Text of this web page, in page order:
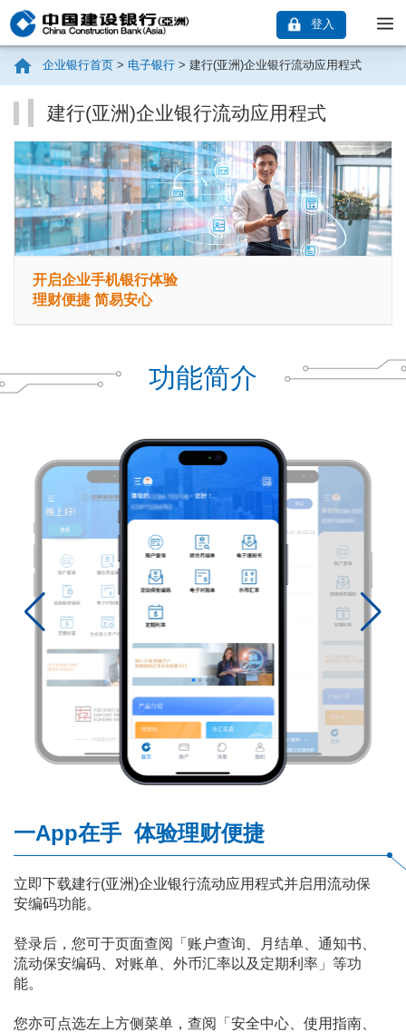
登入
企业银行首页 > 电子银行 > 建行(亚洲)企业银行流动应用程式
建行(亚洲)企业银行流动应用程式
开启企业手机银行体验
理财便捷 简易安心
功能简介
一App在手 体验理财便捷
立即下载建行(亚洲)企业银行流动应用程式并启用流动保
安编码功能。
登录后，您可于页面查阅「账户查询、月结单、通知书、
流动保安编码、对账单、外币汇率以及定期利率」等功
能。
您亦可点选左上方侧菜单，查阅「安全中心、使用指南、